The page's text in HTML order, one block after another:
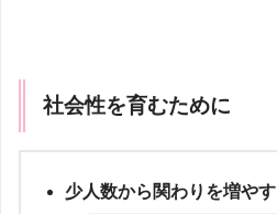
社会性を育むために
少人数から関わりを増やす